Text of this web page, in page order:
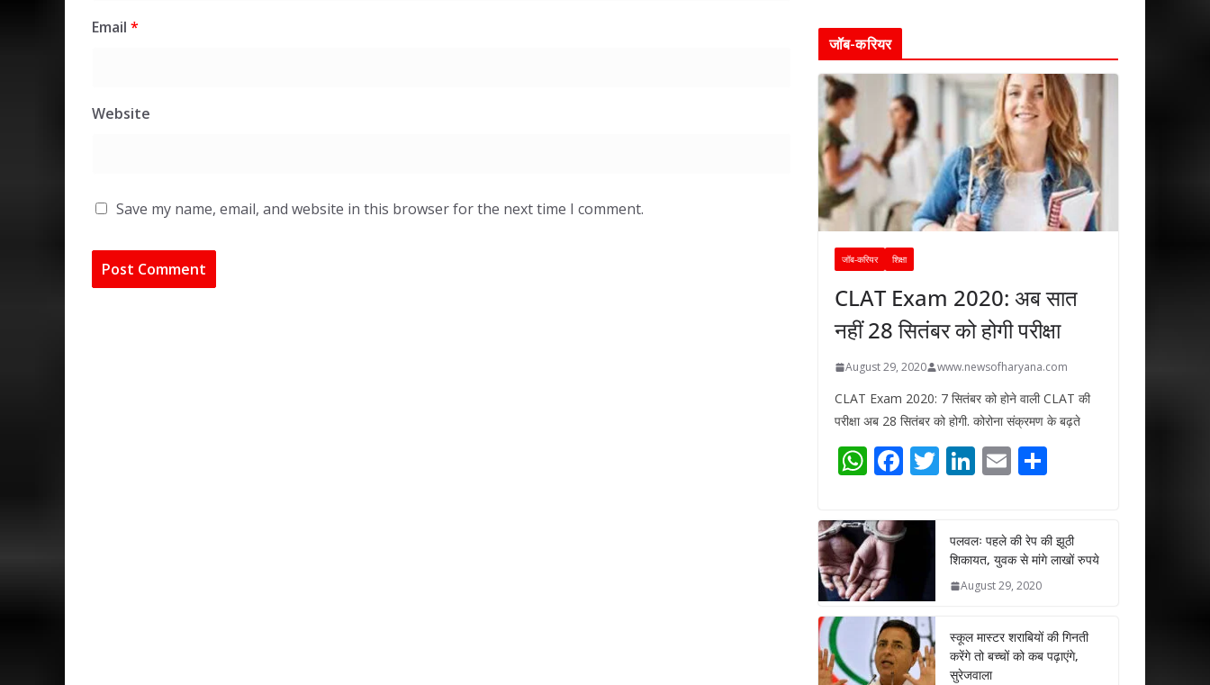
Email *
Website
Save my name, email, and website in this browser for the next time I comment.
जॉब-करियर
जॉब-करियर शिक्षा
CLAT Exam 2020: अब सात
नहीं 28 सितंबर को होगी परीक्षा
August 29, 2020 www.newsofharyana.com
CLAT Exam 2020: 7 सितंबर को होने वाली CLAT की
परीक्षा अब 28 सितंबर को होगी. कोरोना संक्रमण के बढ़ते
W
at
s
A
p
p
F
e
b
o
k
T
er
Li
e
dI
n
E
l e
पलवलः पहले की रेप की झूठी
शिकायत, युवक से मांगे लाखों रुपये
August 29, 2020
स्कूल मास्टर शराबियों की गिनती
करेंगे तो बच्चों को कब पढ़ाएंगे,
सुरेजवाला